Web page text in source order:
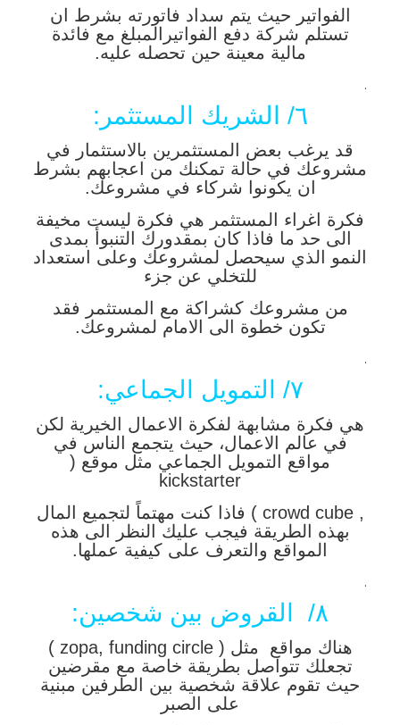
الفواتير حيث يتم سداد فاتورته بشرط ان
تستلم شركة دفع الفواتيرالمبلغ مع فائدة
مالية معينة حين تحصله عليه.
.
٦/ الشريك المستثمر:
قد يرغب بعض المستثمرين بالاستثمار في
مشروعك في حالة تمكنك من اعجابهم بشرط
ان يكونوا شركاء في مشروعك.
فكرة اغراء المستثمر هي فكرة ليست مخيفة
الى حد ما فاذا كان بمقدورك التنبوأ بمدى
النمو الذي سيحصل لمشروعك وعلى استعداد
للتخلي عن جزء
من مشروعك كشراكة مع المستثمر فقد
تكون خطوة الى الامام لمشروعك.
.
٧/ التمويل الجماعي:
هي فكرة مشابهة لفكرة الاعمال الخيرية لكن
في عالم الاعمال، حيث يتجمع الناس في
مواقع التمويل الجماعي مثل موقع (
kickstarter
, crowd cube ) فاذا كنت مهتماً لتجميع المال
بهذه الطريقة فيجب عليك النظر الى هذه
المواقع والتعرف على كيفية عملها.
.
٨/ القروض بين شخصين:
هناك مواقع مثل ( zopa, funding circle )
تجعلك تتواصل بطريقة خاصة مع مقرضين
حيث تقوم علاقة شخصية بين الطرفين مبنية
على الصبر